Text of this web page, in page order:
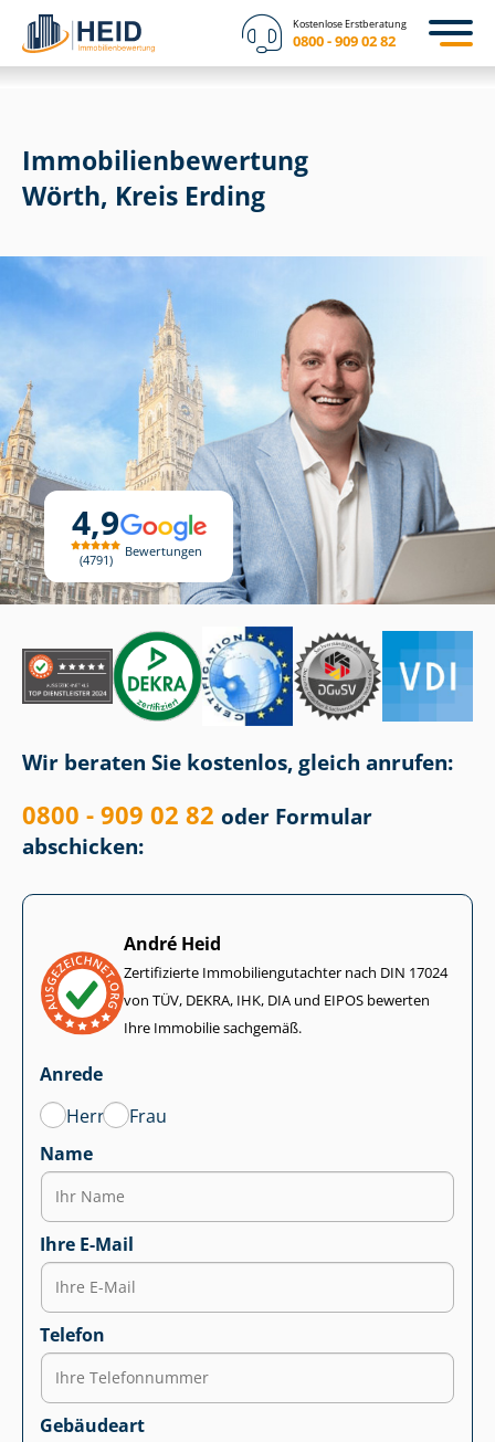
Kostenlose Erstberatung
0800 - 909 02 82
4,9
4791
Bewertungen
Immobilien­bewertung
Wörth, Kreis Erding
Wir beraten Sie kostenlos, gleich anrufen:
0800 - 909 02 82 oder Formular
abschicken:
André Heid
Zertifizierte Im­mo­bi­li­en­gut­ach­ter nach DIN 17024
von TÜV, DEKRA, IHK, DIA und EIPOS bewerten
Ihre Immobilie sachgemäß.
Anrede
Herr
Frau
Name
Ihre E-Mail
Telefon
Gebäudeart